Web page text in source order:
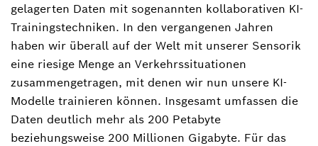
gelagerten Daten mit sogenannten kollaborativen KI-
Trainingstechniken. In den vergangenen Jahren
haben wir überall auf der Welt mit unserer Sensorik
eine riesige Menge an Verkehrssituationen
zusammengetragen, mit denen wir nun unsere KI-
Modelle trainieren können. Insgesamt umfassen die
Daten deutlich mehr als 200 Petabyte
beziehungsweise 200 Millionen Gigabyte. Für das